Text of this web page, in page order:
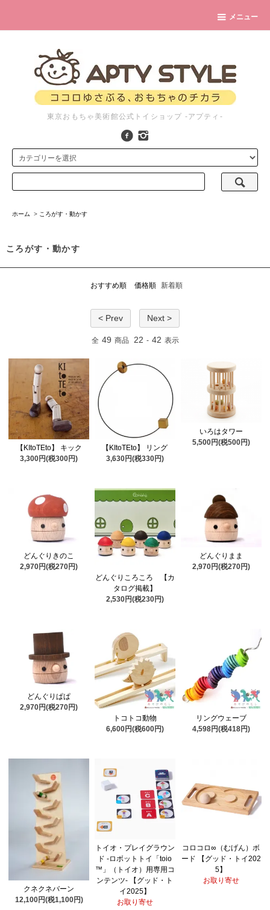
メニュー
東京おもちゃ美術館公式トイショップ -アプティ-
ホーム > ころがす・動かす
ころがす・動かす
おすすめ順 価格順 新着順
< Prev Next >
全 49 商品 22 - 42 表示
【KItoTEto】 キック
3,300円(税300円)
【KItoTEto】 リング
3,630円(税330円)
いろはタワー
5,500円(税500円)
どんぐりきのこ
2,970円(税270円)
どんぐりころころ 【カ
タログ掲載】
2,530円(税230円)
どんぐりまま
2,970円(税270円)
どんぐりぱぱ
2,970円(税270円)
トコトコ動物
6,600円(税600円)
リングウェーブ
4,598円(税418円)
クネクネバーン
12,100円(税1,100円)
トイオ・プレイグラウン
ド -ロボットトイ「toio
™」（トイオ）用専用コ
ンテンツ- 【グッド・ト
イ2025】
お取り寄せ
コロコロ∞（むげん）ボ
ード 【グッド・トイ202
5】
お取り寄せ